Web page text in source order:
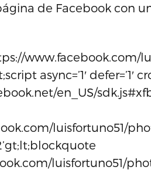
de Facebook con
www.facebook.com/
async=’1′ defer=’1′
en_US/
luisfortuno51/
luisfortuno51/